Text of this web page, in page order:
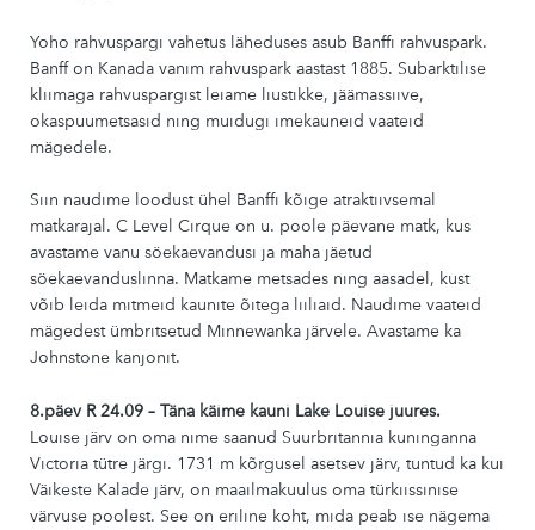
Yoho rahvuspargi vahetus läheduses asub Banffi rahvuspark.
Banff on Kanada vanim rahvuspark aastast 1885. Subarktilise
kliimaga rahvuspargist leiame liustikke, jäämassiive,
okaspuumetsasid ning muidugi imekauneid vaateid
mägedele.
Siin naudime loodust ühel Banffi kõige atraktiivsemal
matkarajal. C Level Cirque on u. poole päevane matk, kus
avastame vanu söekaevandusi ja maha jäetud
söekaevanduslinna. Matkame metsades ning aasadel, kust
võib leida mitmeid kaunite õitega liiliaid. Naudime vaateid
mägedest ümbritsetud Minnewanka järvele. Avastame ka
Johnstone kanjonit.
8.päev R 24.09 – Täna käime kauni Lake Louise juures.
Louise järv on oma nime saanud Suurbritannia kuninganna
Victoria tütre järgi. 1731 m kõrgusel asetsev järv, tuntud ka kui
Väikeste Kalade järv, on maailmakuulus oma türkiissinise
värvuse poolest. See on eriline koht, mida peab ise nägema